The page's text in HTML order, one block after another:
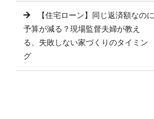
【住宅ローン】同じ返済額なのに
予算が減る？現場監督夫婦が教え
る、失敗しない家づくりのタイミン
グ